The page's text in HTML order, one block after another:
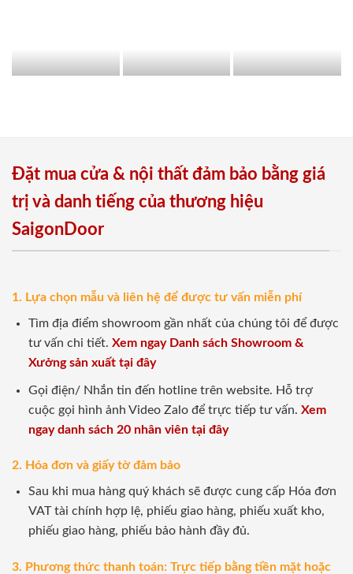
Đặt mua cửa & nội thất đảm bảo bằng giá
trị và danh tiếng của thương hiệu
SaigonDoor
1. Lựa chọn mẫu và liên hệ để được tư vấn miễn phí
Tìm địa điểm showroom gần nhất của chúng tôi để được
tư vấn chi tiết. Xem ngay Danh sách Showroom &
Xưởng sản xuất tại đây
Gọi điện/ Nhắn tin đến hotline trên website. Hỗ trợ
cuộc gọi hình ảnh Video Zalo để trực tiếp tư vấn. Xem
ngay danh sách 20 nhân viên tại đây
2. Hóa đơn và giấy tờ đảm bảo
Sau khi mua hàng quý khách sẽ được cung cấp Hóa đơn
VAT tài chính hợp lệ, phiếu giao hàng, phiếu xuất kho,
phiếu giao hàng, phiếu bảo hành đầy đủ.
3. Phương thức thanh toán: Trực tiếp bằng tiền mặt hoặc